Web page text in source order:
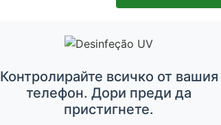
Контролирайте всичко от вашия
телефон. Дори преди да
пристигнете.